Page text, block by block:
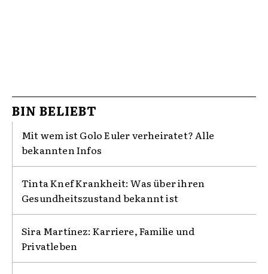
BIN BELIEBT
Mit wem ist Golo Euler verheiratet? Alle
bekannten Infos
Tinta Knef Krankheit: Was über ihren
Gesundheitszustand bekannt ist
Sira Martínez: Karriere, Familie und
Privatleben